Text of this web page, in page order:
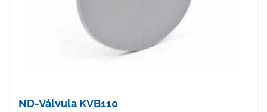
ND-Válvula KVB110